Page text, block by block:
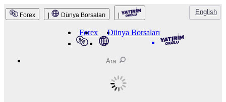
QNB Invest
Forex Dünya Borsaları English
Forex Dünya Borsaları